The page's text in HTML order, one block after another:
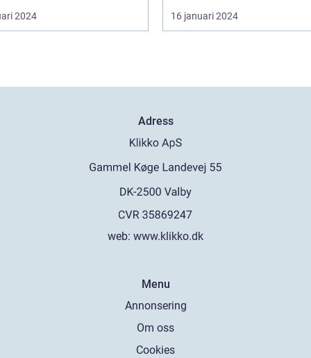
2024 16 januari 2024
Adress
web: www.klikko.dk
Menu
Annonsering
Om oss
Cookies